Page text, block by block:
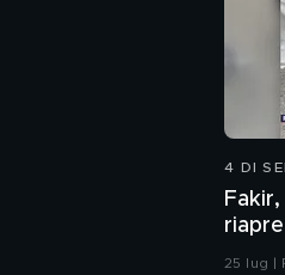
4 DI
25 lug |